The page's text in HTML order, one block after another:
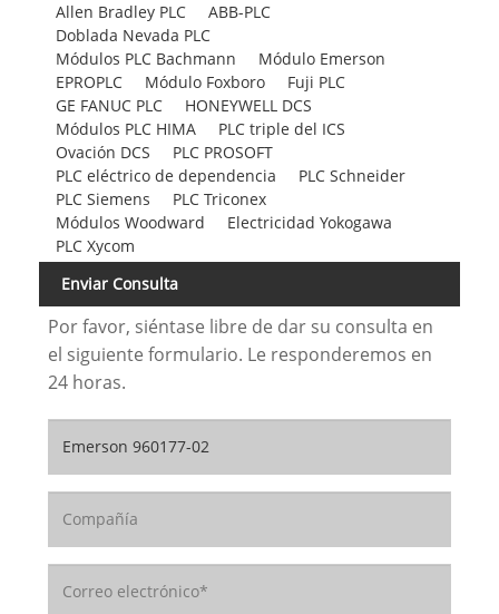
Allen Bradley PLC
ABB-PLC
Doblada Nevada PLC
Módulos PLC Bachmann
Módulo Emerson
EPROPLC
Módulo Foxboro
Fuji PLC
GE FANUC PLC
HONEYWELL DCS
Módulos PLC HIMA
PLC triple del ICS
Ovación DCS
PLC PROSOFT
PLC eléctrico de dependencia
PLC Schneider
PLC Siemens
PLC Triconex
Módulos Woodward
Electricidad Yokogawa
PLC Xycom
Enviar Consulta
Por favor, siéntase libre de dar su consulta en
el siguiente formulario. Le responderemos en
24 horas.